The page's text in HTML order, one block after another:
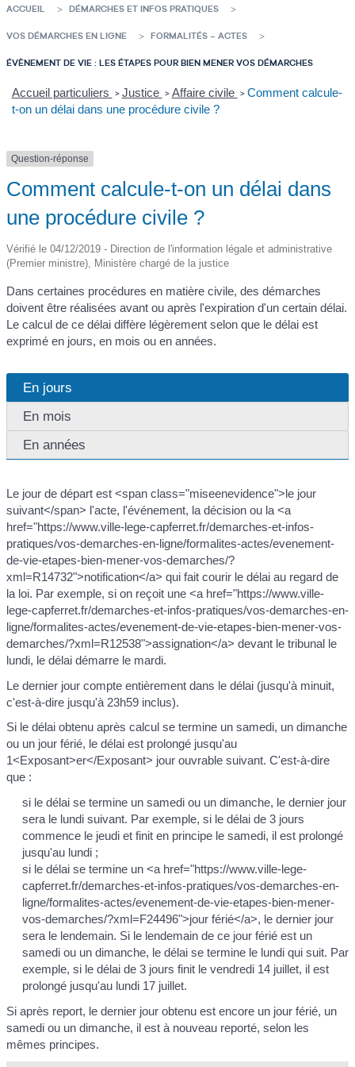
ACCUEIL DÉMARCHES ET INFOS PRATIQUES
VOS DÉMARCHES EN LIGNE FORMALITÉS – ACTES
ÉVÈNEMENT DE VIE : LES ÉTAPES POUR BIEN MENER VOS DÉMARCHES
Accueil particuliers > Justice > Affaire civile > Comment calcule-
t-on un délai dans une procédure civile ?
Question-réponse
Comment calcule-t-on un délai dans
une procédure civile ?
Vérifié le 04/12/2019 - Direction de l'information légale et administrative
(Premier ministre), Ministère chargé de la justice
Dans certaines procédures en matière civile, des démarches
doivent être réalisées avant ou après l'expiration d'un certain délai.
Le calcul de ce délai diffère légèrement selon que le délai est
exprimé en jours, en mois ou en années.
En jours
En mois
En années
Le jour de départ est <span class="miseenevidence">le jour
suivant</span> l'acte, l'événement, la décision ou la <a
href="https://www.ville-lege-capferret.fr/demarches-et-infos-
pratiques/vos-demarches-en-ligne/formalites-actes/evenement-
de-vie-etapes-bien-mener-vos-demarches/?
xml=R14732">notification</a> qui fait courir le délai au regard de
la loi. Par exemple, si on reçoit une <a href="https://www.ville-
lege-capferret.fr/demarches-et-infos-pratiques/vos-demarches-en-
ligne/formalites-actes/evenement-de-vie-etapes-bien-mener-vos-
demarches/?xml=R12538">assignation</a> devant le tribunal le
lundi, le délai démarre le mardi.
Le dernier jour compte entièrement dans le délai (jusqu'à minuit,
c'est-à-dire jusqu'à 23h59 inclus).
Si le délai obtenu après calcul se termine un samedi, un dimanche
ou un jour férié, le délai est prolongé jusqu'au
1<Exposant>er</Exposant> jour ouvrable suivant. C'est-à-dire
que :
si le délai se termine un samedi ou un dimanche, le dernier jour
sera le lundi suivant. Par exemple, si le délai de 3 jours
commence le jeudi et finit en principe le samedi, il est prolongé
jusqu'au lundi ;
si le délai se termine un <a href="https://www.ville-lege-
capferret.fr/demarches-et-infos-pratiques/vos-demarches-en-
ligne/formalites-actes/evenement-de-vie-etapes-bien-mener-
vos-demarches/?xml=F24496">jour férié</a>, le dernier jour
sera le lendemain. Si le lendemain de ce jour férié est un
samedi ou un dimanche, le délai se termine le lundi qui suit. Par
exemple, si le délai de 3 jours finit le vendredi 14 juillet, il est
prolongé jusqu'au lundi 17 juillet.
Si après report, le dernier jour obtenu est encore un jour férié, un
samedi ou un dimanche, il est à nouveau reporté, selon les
mêmes principes.